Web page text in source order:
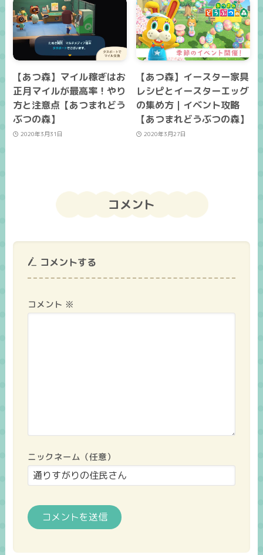
【あつ森】マイル稼ぎはお
正月マイルが最高率！やり
方と注意点【あつまれどう
ぶつの森】
2020年3月31日
【あつ森】イースター家具
レシピとイースターエッグ
の集め方｜イベント攻略
【あつまれどうぶつの森】
2020年3月27日
コメント
コメントする
コメント ※
ニックネーム（任意）